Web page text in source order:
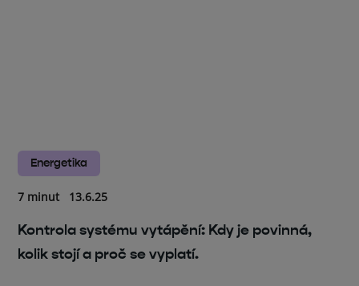
Energetika
7 minut 13.6.25
Kontrola systému vytápění: Kdy je povinná,
kolik stojí a proč se vyplatí.